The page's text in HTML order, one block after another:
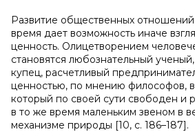
Развитие общественных
время дает возможность иначе
ценность. Олицетворением
становятся любознательный
купец, расчетливый
ценностью, по мнению философов,
который по своей сути свободен и
в то же время маленьким звеном в
механизме природы [10, с. 186–187].